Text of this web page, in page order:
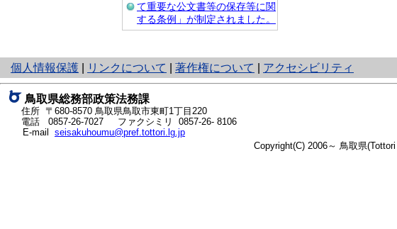
て重要な公文書等の保存等に関
する条例」が制定されました。
個人情報保護
と
り
ネ
ッ
ト
へ
リンクについて 著作権について アクセシビリティ
鳥取県総務部政策法務課
住所 〒680-8570 鳥取県鳥取市東町1丁目220
電話 0857-26-7027
ファクシミリ 0857-26- 8106
E-mail seisakuhoumu@pref.tottori.lg.jp
Copyright(C) 2006～ 鳥取県